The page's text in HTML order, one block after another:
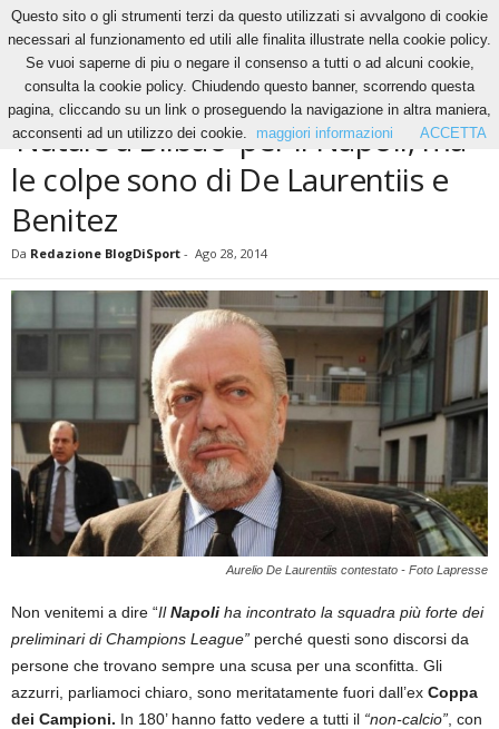
News ‘Natale a Bilbao’ per il Napoli, ma le colpe sono di De...
NEWS
‘Natale a Bilbao’ per il Napoli, ma
le colpe sono di De Laurentiis e
Benitez
Da Redazione BlogDiSport - Ago 28, 2014
Aurelio De Laurentiis contestato - Foto Lapresse
Non venitemi a dire “IlNapoli ha incontrato la squadra più forte dei
preliminari di Champions League” perché questi sono discorsi da
persone che trovano sempre una scusa per una sconfitta. Gli
azzurri, parliamoci chiaro, sono meritatamente fuori dall’ex Coppa
dei Campioni. In 180’ hanno fatto vedere a tutti il “non-calcio” , con
Questo sito o gli strumenti terzi da questo utilizzati si avvalgono di cookie
necessari al funzionamento ed utili alle finalita illustrate nella cookie policy.
Se vuoi saperne di piu o negare il consenso a tutti o ad alcuni cookie,
consulta la cookie policy. Chiudendo questo banner, scorrendo questa
pagina, cliccando su un link o proseguendo la navigazione in altra maniera,
acconsenti ad un utilizzo dei cookie.
maggiori informazioni ACCETTA